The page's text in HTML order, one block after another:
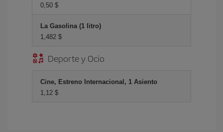
0,50 $
La Gasolina (1 litro)
1,482 $
Deporte y Ocio
Cine, Estreno Internacional, 1 Asiento
1,12 $